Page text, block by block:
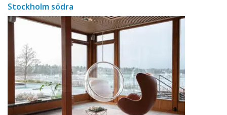
Stockholm södra